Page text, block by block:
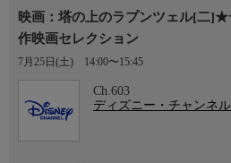
映画：塔の上のラプンツェル[二]★
作映画セレクション
7月25日(土) 14:00〜15:45
Ch.603
ディズニー・チャンネル